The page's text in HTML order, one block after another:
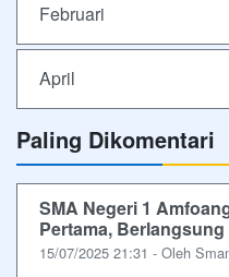
Februari
April
Paling Dikomentari
SMA Negeri 1
Pertama, Berlangsung
15/07/2025 21:31 - Oleh